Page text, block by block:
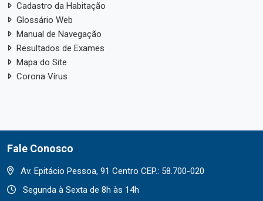
Cadastro da Habitação
Glossário Web
Manual de Navegação
Resultados de Exames
Mapa do Site
Corona Vírus
Fale Conosco
Av. Epitácio Pessoa, 91 Centro CEP.: 58.700-020
Segunda à Sexta de 8h às 14h